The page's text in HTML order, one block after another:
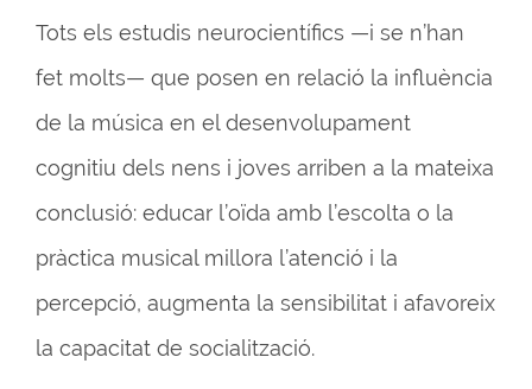
Tots els estudis neurocientífics —i se n’han
fet molts— que posen en relació la influència
de la música en el desenvolupament
cognitiu dels nens i joves arriben a la mateixa
conclusió: educar l’oïda amb l’escolta o la
pràctica musical millora l’atenció i la
percepció, augmenta la sensibilitat i afavoreix
la capacitat de socialització.